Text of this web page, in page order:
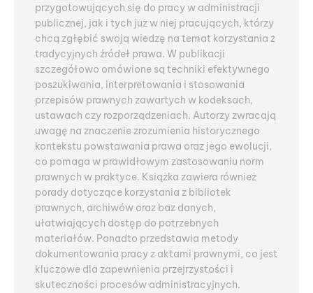
przygotowujących się do pracy w administracji
publicznej, jak i tych już w niej pracujących, którzy
chcą zgłębić swoją wiedzę na temat korzystania z
tradycyjnych źródeł prawa. W publikacji
szczegółowo omówione są techniki efektywnego
poszukiwania, interpretowania i stosowania
przepisów prawnych zawartych w kodeksach,
ustawach czy rozporządzeniach. Autorzy zwracają
uwagę na znaczenie zrozumienia historycznego
kontekstu powstawania prawa oraz jego ewolucji,
co pomaga w prawidłowym zastosowaniu norm
prawnych w praktyce. Książka zawiera również
porady dotyczące korzystania z bibliotek
prawnych, archiwów oraz baz danych,
ułatwiających dostęp do potrzebnych
materiałów. Ponadto przedstawia metody
dokumentowania pracy z aktami prawnymi, co jest
kluczowe dla zapewnienia przejrzystości i
skuteczności procesów administracyjnych.